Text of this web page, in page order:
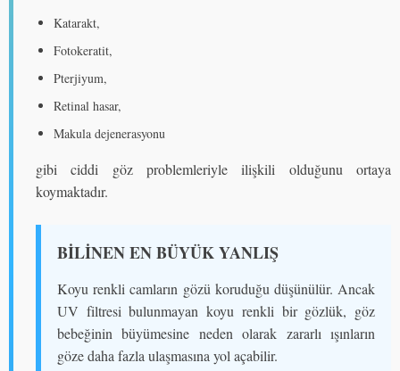
Katarakt,
Fotokeratit,
Pterjiyum,
Retinal hasar,
Makula dejenerasyonu
gibi ciddi göz problemleriyle ilişkili olduğunu ortaya
koymaktadır.
BİLİNEN EN BÜYÜK YANLIŞ
Koyu renkli camların gözü koruduğu düşünülür. Ancak
UV filtresi bulunmayan koyu renkli bir gözlük, göz
bebeğinin büyümesine neden olarak zararlı ışınların
göze daha fazla ulaşmasına yol açabilir.